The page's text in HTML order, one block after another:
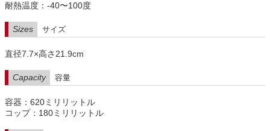
耐熱温度：-40〜100度
Sizes サイズ
直径7.7×高さ21.9cm
Capacity 容量
容器：620ミリリットル
コップ：180ミリリットル